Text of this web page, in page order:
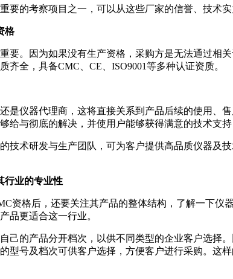
要的考察项目之一，可以从这些厂家的信誉、技术
格
要。因为如果没有生产资格，采购方是无法通过相
齐全，具备CMC、CE、ISO9001等多种认证资质。
是仪器代理商，这将直接关系到产品后续的使用、
给与彻底的解决，并使用户能够获得满意的技术支
技术研发与生产团队，可为客户提供高品质仪器及
行业的专业性
资格后，还要关注其产品的整体结构，了解一下
品更适合这一行业。
己的产品分开档次，以供不同类型的企业客户选择
型号及档次可供客户选择，方便客户进行采购。这